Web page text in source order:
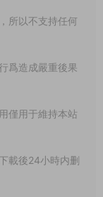
所以不支持任何
爲造成嚴重後果
僅用于維持本站
載後24小時内删